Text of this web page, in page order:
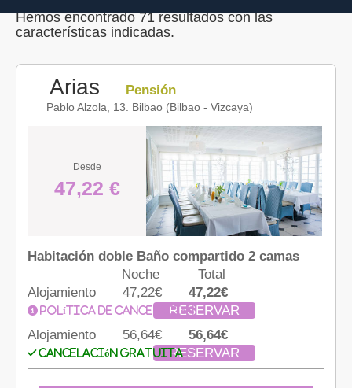
Hemos encontrado 71 resultados con las
características indicadas.
Arias Pensión
Pablo Alzola, 13. Bilbao (Bilbao - Vizcaya)
Desde
47,22 €
Habitación doble Baño compartido 2 camas
Noche
Total
Alojamiento
47,22€
47,22€
RESERVAR
Política de cancelación
Alojamiento 56,64€
56,64€
RESERVAR
Cancelación gratuita